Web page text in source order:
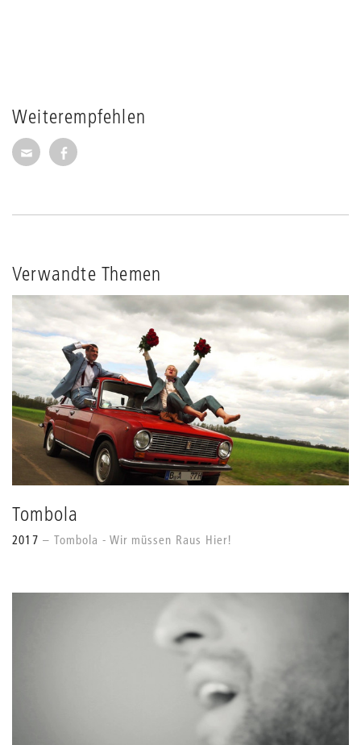
Weiterempfehlen
Seite per E-Mail weiterempfehlen
Seite auf Facebook weiterempfehlen
Verwandte Themen
Tombola
2017 Tombola - Wir müssen Raus Hier!